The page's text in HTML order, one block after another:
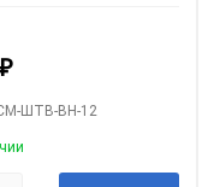
₽
ШТВ-ВН-12